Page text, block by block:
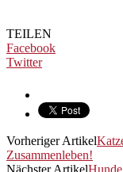
TEILEN
Facebook
Twitter
Vorheriger Artikel
Zusammenleben!